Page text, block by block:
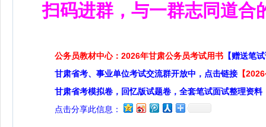
扫码进群，与一群志同道合
公务员教材中心：2026年甘肃公务员考试用书 【赠送笔
甘肃省考、事业单位考试交流群开放中，点击链接 【
甘肃省考模拟卷，回忆版试题卷，全套笔试面试整理资料
点击分享此信息：